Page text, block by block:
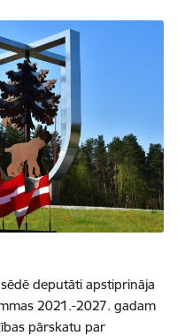
deputāti apstiprināja
2021.-2027. gadam
pārskatu par